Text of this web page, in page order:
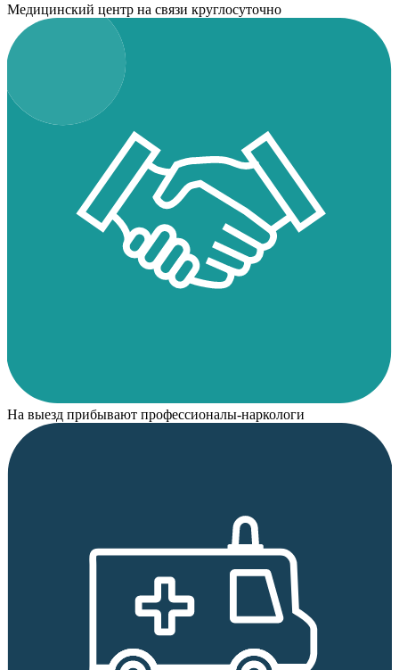
Медицинский центр на связи круглосуточно
На выезд прибывают профессионалы-наркологи